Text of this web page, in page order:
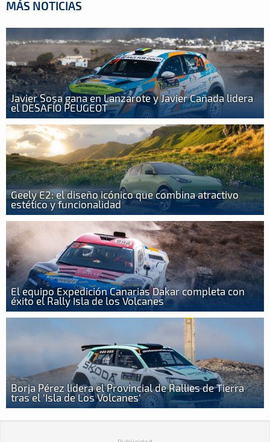
MÁS NOTICIAS
Javier Sosa gana en Lanzarote y Javier Cañada lidera
el DESAFÍO PEUGEOT
Geely E2: el diseño icónico que combina atractivo
estético y funcionalidad
El equipo Expedición Canarias Dakar completa con
éxito el Rally Isla de los Volcanes
Borja Pérez lidera el Provincial de Rallies de Tierra
tras el 'Isla de Los Volcanes'